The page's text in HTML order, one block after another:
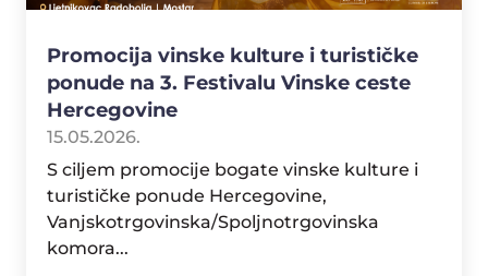
Promocija vinske kulture i turističke
ponude na 3. Festivalu Vinske ceste
Hercegovine
15.05.2026.
S ciljem promocije bogate vinske kulture i
turističke ponude Hercegovine,
Vanjskotrgovinska/Spoljnotrgovinska
komora...